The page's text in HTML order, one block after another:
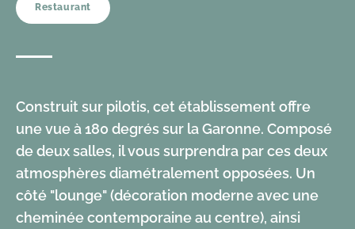
Restaurant
Construit sur pilotis, cet établissement offre
une vue à 180 degrés sur la Garonne. Composé
de deux salles, il vous surprendra par ces deux
atmosphères diamétralement opposées. Un
côté "lounge" (décoration moderne avec une
cheminée contemporaine au centre), ainsi